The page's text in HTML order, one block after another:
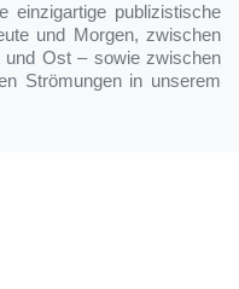
einzigartige publizistische
und Morgen, zwischen
und Ost – sowie zwischen
Strömungen in unserem